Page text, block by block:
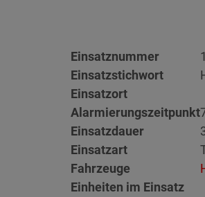
Einsatznummer
Einsatzstichwort
Einsatzort
Alarmierungszeitpunkt
Einsatzdauer
Einsatzart
Fahrzeuge
Einheiten im Einsatz